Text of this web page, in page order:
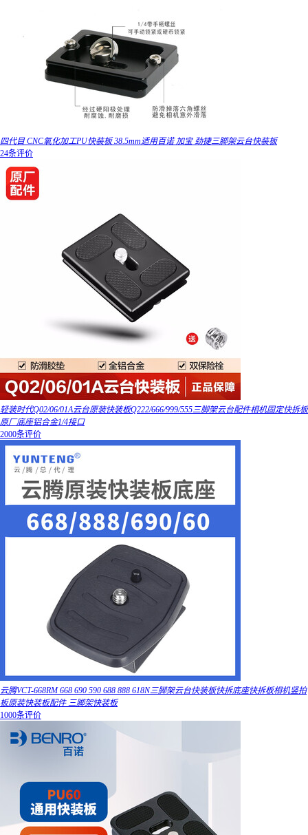
四代目 CNC氧化加工PU快装板 38.5mm适用百诺 加宝 劲捷三脚架云台快装板
24条评价
轻装时代Q02/06/01A云台原装快装板Q222/666/999/555三脚架云台配件相机固定快拆板
原厂底座铝合金1/4接口
2000条评价
云腾VCT-668RM 668 690 590 688 888 618N三脚架云台快装板快拆底座快拆板相机竖拍
板原装快装板配件 三脚架快装板
1000条评价